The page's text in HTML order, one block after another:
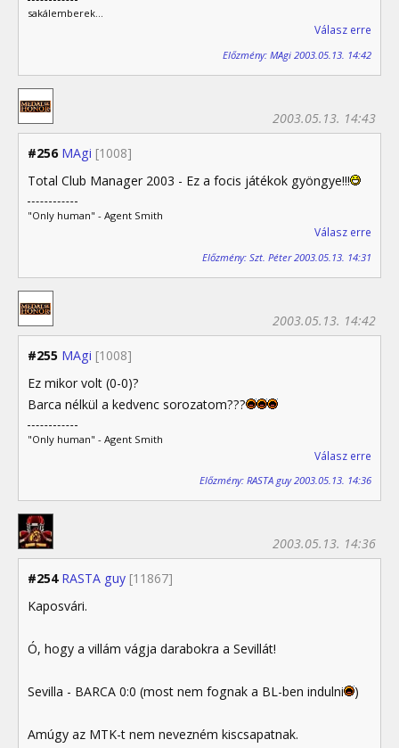
sakálemberek...
Válasz erre
Előzmény: MAgi 2003.05.13. 14:42
#256 MAgi [1008]
2003.05.13. 14:43
Total Club Manager 2003 - Ez a focis játékok gyöngye!!!
"Only human" - Agent Smith
Válasz erre
Előzmény: Szt. Péter 2003.05.13. 14:31
#255 MAgi [1008]
2003.05.13. 14:42
Ez mikor volt (0-0)?
Barca nélkül a kedvenc sorozatom???
"Only human" - Agent Smith
Válasz erre
Előzmény: RASTA guy 2003.05.13. 14:36
#254 RASTA guy [11867]
2003.05.13. 14:36
Kaposvári.
Ó, hogy a villám vágja darabokra a Sevillát!
Sevilla - BARCA 0:0 (most nem fognak a BL-ben indulni )
Amúgy az MTK-t nem nevezném kiscsapatnak.